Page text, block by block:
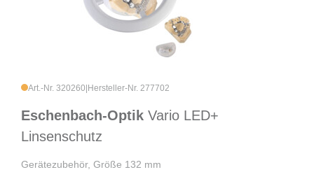
Art.-Nr. 320260 Hersteller-Nr. 277702
Eschenbach-Optik Vario LED+
Linsenschutz
Gerätezubehör, Größe 132 mm